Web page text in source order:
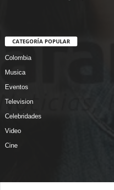
CATEGORÍA POPULAR
Colombia
Musica
Eventos
Television
Celebridades
Video
Cine